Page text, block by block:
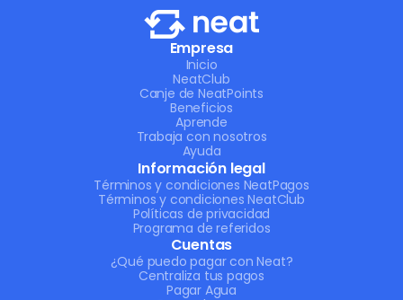
Empresa
Inicio
NeatClub
Canje de NeatPoints
Beneficios
Aprende
Trabaja con nosotros
Ayuda
Información legal
Términos y condiciones NeatPagos
Términos y condiciones NeatClub
Políticas de privacidad
Programa de referidos
Cuentas
¿Qué puedo pagar con Neat?
Centraliza tus pagos
Pagar Agua